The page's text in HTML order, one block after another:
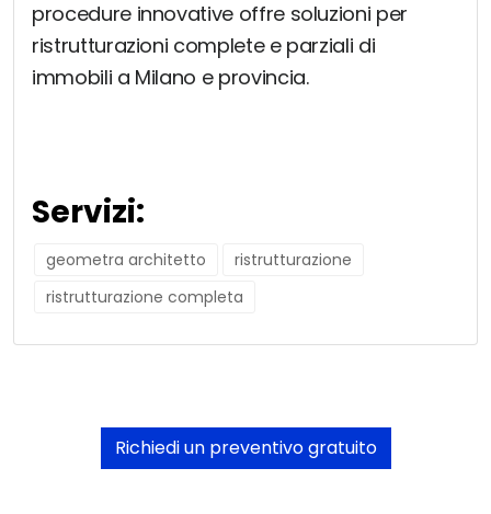
procedure innovative offre soluzioni per
ristrutturazioni complete e parziali di
immobili a Milano e provincia.
Servizi:
geometra architetto
ristrutturazione
ristrutturazione completa
Richiedi un preventivo gratuito